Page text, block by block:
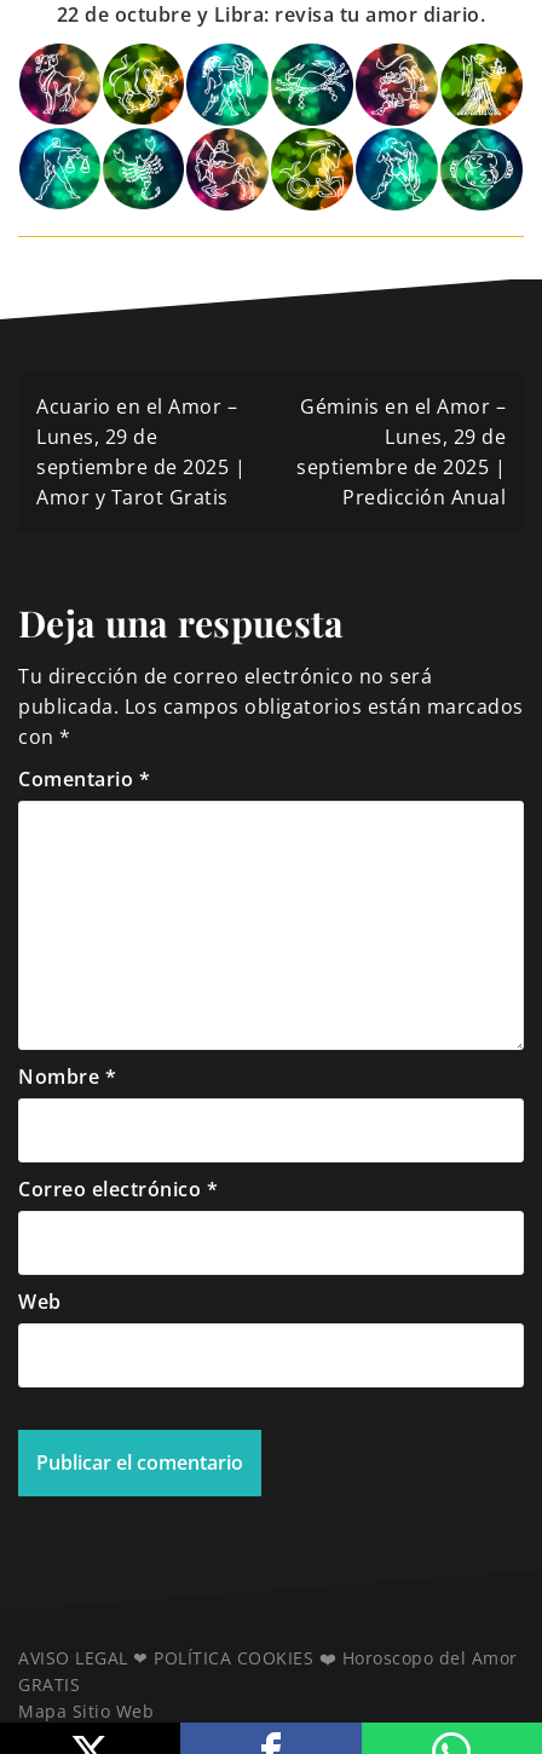
22 de octubre y Libra: revisa tu amor diario.
Navegación
de
entradas
Acuario en el Amor –
Lunes, 29 de
septiembre de 2025 |
Amor y Tarot Gratis
Géminis en el Amor –
Lunes, 29 de
septiembre de 2025 |
Predicción Anual
Deja una respuesta
Tu dirección de correo electrónico no será
publicada. Los campos obligatorios están marcados
con *
Comentario *
Nombre *
Correo electrónico *
Web
AVISO LEGAL ❤ ️ POLÍTICA COOKIES ❤️ Horoscopo del Amor
GRATIS
Mapa Sitio Web